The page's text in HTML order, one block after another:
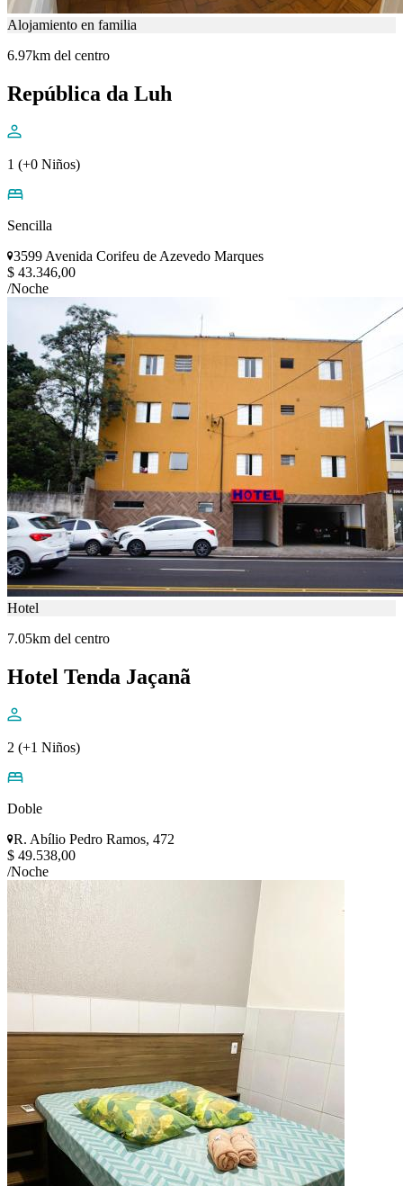
Alojamiento en familia
6.97km del centro
República da Luh
1 (+0 Niños)
Sencilla
3599 Avenida Corifeu de Azevedo Marques
$ 43.346,00
/Noche
Hotel
7.05km del centro
Hotel Tenda Jaçanã
2 (+1 Niños)
Doble
R. Abílio Pedro Ramos, 472
$ 49.538,00
/Noche